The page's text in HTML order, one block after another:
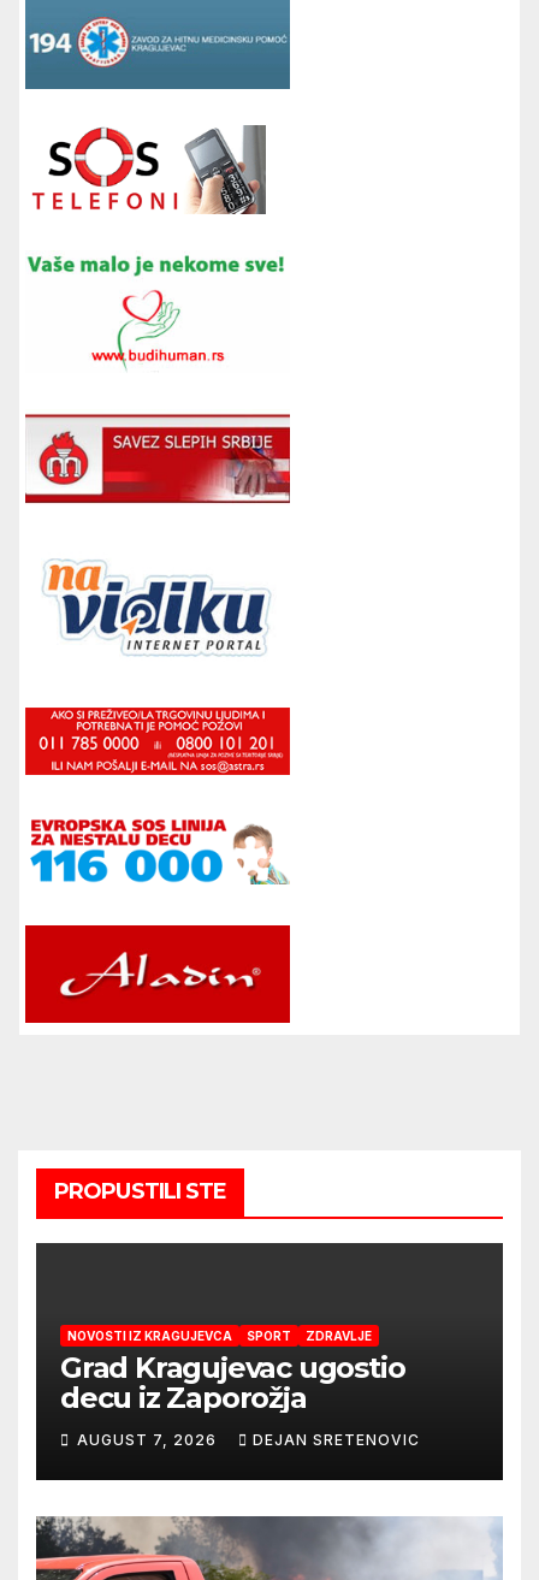
PROPUSTILI STE
NOVOSTI IZ KRAGUJEVCA SPORT ZDRAVLJE
Grad Kragujevac ugostio
decu iz Zaporožja
AUGUST 7, 2026 DEJAN SRETENOVIC